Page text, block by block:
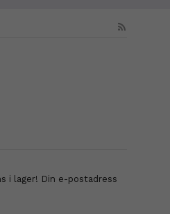
i lager! Din e-postadress